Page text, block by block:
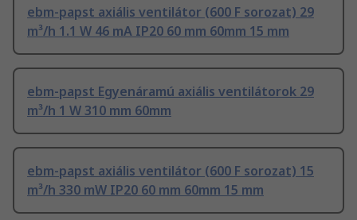
ebm-papst axiális ventilátor (600 F sorozat) 29
m³/h 1.1 W 46 mA IP20 60 mm 60mm 15 mm
ebm-papst Egyenáramú axiális ventilátorok 29
m³/h 1 W 310 mm 60mm
ebm-papst axiális ventilátor (600 F sorozat) 15
m³/h 330 mW IP20 60 mm 60mm 15 mm